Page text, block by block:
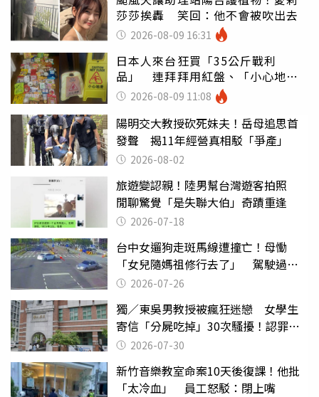
莎莎挨轟 笑回：他不會被吹出去
2026-08-09 16:31
日本人來台狂買「35公斤戰利
品」 連拜拜用紅盤、「小心地
滑」告示牌也帶回家
2026-08-09 11:08
陽明交大教授砍死妹夫！岳母追思首
發聲 揭11年經營真相駁「爭產」
2026-08-02
旅遊變認親！陸男幫台灣遊客拍照
閒聊驚覺「是失聯大伯」奇蹟重逢
2026-07-18
台中女遛狗走斑馬線遭撞亡！母慟
「女兒隨媽祖修行去了」 駕駛過失
致死判9月
2026-07-26
獨／東吳男教授被瘋狂迷戀 女學生
寄信「分屍吃掉」30次騷擾！認罪免
關 2026-07-30
新竹音樂教室命案10天後復課！他批
「太冷血」 員工怒駁：閉上嘴